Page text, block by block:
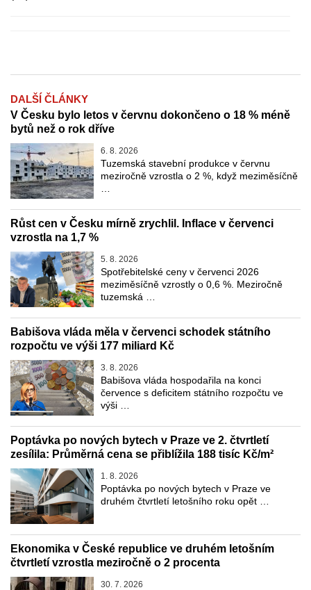
DALŠÍ ČLÁNKY
V Česku bylo letos v červnu dokončeno o 18 % méně
bytů než o rok dříve
6. 8. 2026
Tuzemská stavební produkce v červnu
meziročně vzrostla o 2 %, když meziměsíčně
Růst cen v Česku mírně zrychlil. Inflace v červenci
vzrostla na 1,7 %
5. 8. 2026
Spotřebitelské ceny v červenci 2026
meziměsíčně vzrostly o 0,6 %. Meziročně
tuzemská …
Babišova vláda měla v červenci schodek státního
rozpočtu ve výši 177 miliard Kč
3. 8. 2026
Babišova vláda hospodařila na konci
července s deficitem státního rozpočtu ve
výši …
Poptávka po nových bytech v Praze ve 2. čtvrtletí
zesílila: Průměrná cena se přiblížila 188 tisíc Kč/m²
1. 8. 2026
Poptávka po nových bytech v Praze ve
druhém čtvrtletí letošního roku opět …
Ekonomika v České republice ve druhém letošním
čtvrtletí vzrostla meziročně o 2 procenta
30. 7. 2026